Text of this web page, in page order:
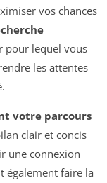
vos chances
pour lequel vous
les attentes
votre parcours
clair et concis
une connexion
également faire la